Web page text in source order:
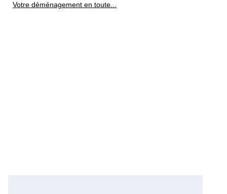
Votre déménagement en toute...